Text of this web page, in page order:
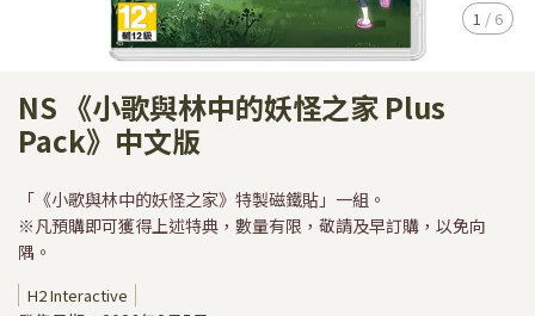
1 / 6
NS 《小歌與林中的妖怪之家 Plus
Pack》中文版
「《小歌與林中的妖怪之家》特製磁鐵貼」一組。
※凡預購即可獲得上述特典，數量有限，敬請及早訂購，以免向
隅。
H2 Interactive